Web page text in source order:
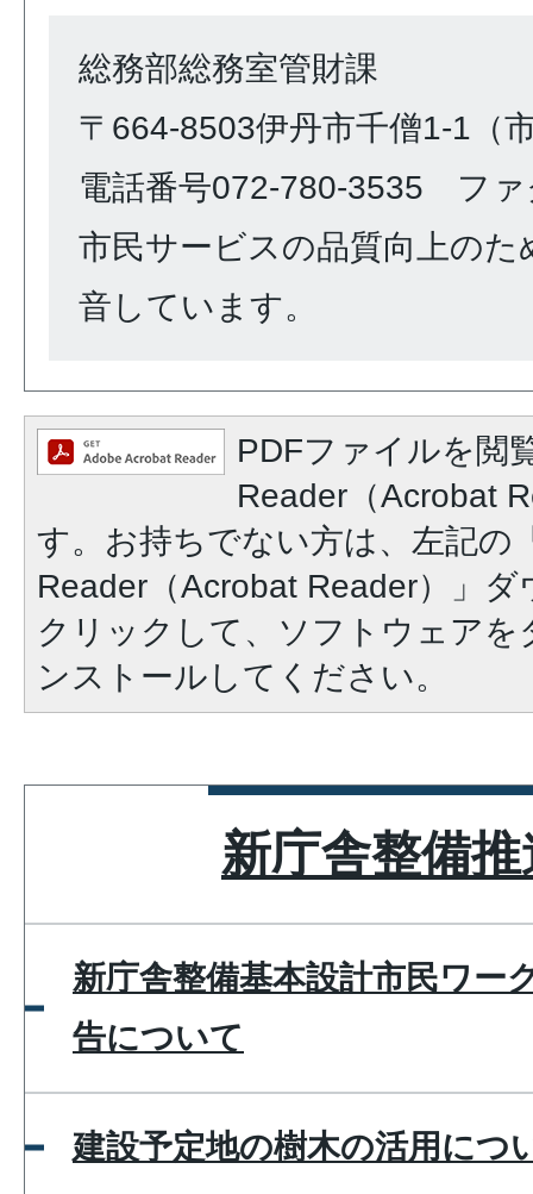
総務部総務室管財課
〒664-8503伊丹市千僧1-1（
電話番号072-780-3535 ファ
市民サービスの品質向上のた
音しています。
PDFファイルを閲
Reader（Acrobat
す。お持ちでない方は、左記の
Reader（Acrobat Reader）」
クリックして、ソフトウェア
ンストールしてください。
新庁舎整備
新庁舎整備基本設計市民ワー
告について
建設予定地の樹木の活用につ